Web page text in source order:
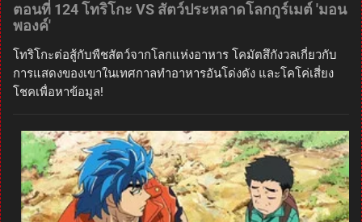
ตอนที่ 124 โทริโกะ VS สัตว์ประหลาดโลกกูร์เมต์ 'มอน
พองค์'
โทริโกะต่อสู้กับพืชสัตว์จากโลกแห่งอาหาร โคมัตสึกังวลเกี่ยวกับ
การแสดงของเขาในเทศกาลทำอาหารอันโด่งดัง และโคโค่เสี่ยง
โชคเพื่อหาข้อมูล!